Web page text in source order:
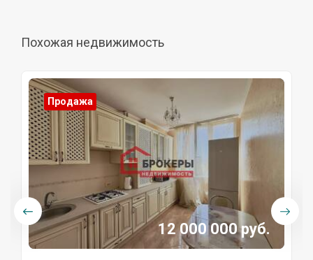
Похожая недвижимость
Продажа
12 000 000 руб.